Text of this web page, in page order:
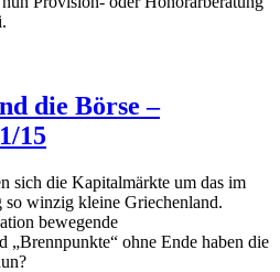
die Börse –
15
sich die Kapitalmärkte um das im
so winzig kleine Griechenland.
bewegende
„Brennpunkte“ ohne Ende haben die